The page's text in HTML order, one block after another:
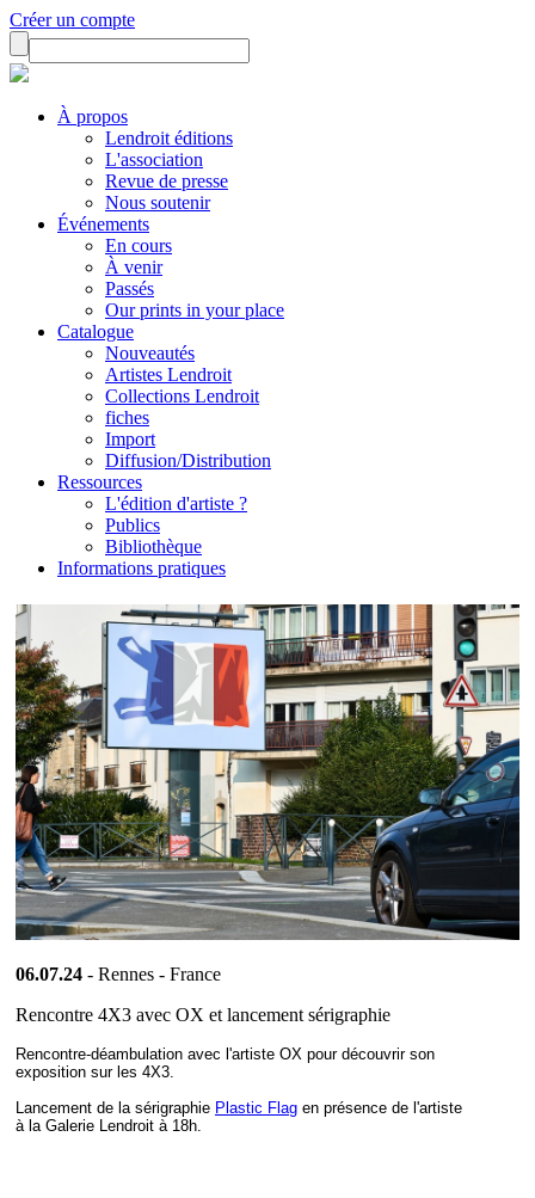
Créer un compte
À propos
Lendroit éditions
L'association
Revue de presse
Nous soutenir
Événements
En cours
À venir
Passés
Our prints in your place
Catalogue
Nouveautés
Artistes Lendroit
Collections Lendroit
fiches
Import
Diffusion/Distribution
Ressources
L'édition d'artiste ?
Publics
Bibliothèque
Informations pratiques
06.07.24 - Rennes - France
Rencontre 4X3 avec OX et lancement sérigraphie
Rencontre-déambulation avec l'artiste OX pour découvrir son
exposition sur les 4X3.
Lancement de la sérigraphie Plastic Flag en présence de l'artiste
à la Galerie Lendroit à 18h.